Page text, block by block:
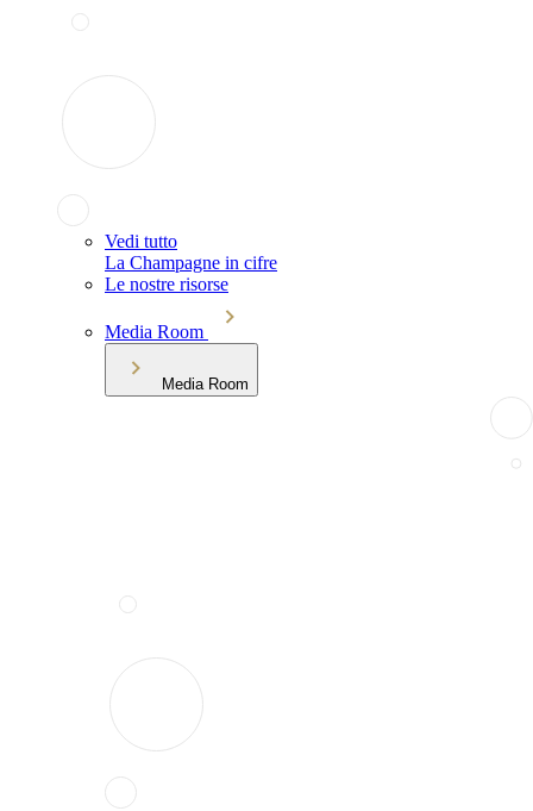
Vedi tutto
La Champagne in cifre
Le nostre risorse
Media Room
Media Room